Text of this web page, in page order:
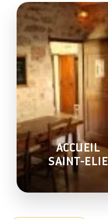
ACCUEIL
SAINT-ELIE